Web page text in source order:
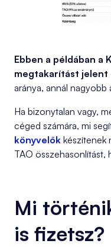
Ebben a példában a
megtakarítást jelent
aránya, annál nagyobb
Ha bizonytalan vagy,
céged számára, mi
könyvelők készítenek
TAO
Mi
is fizetsz?